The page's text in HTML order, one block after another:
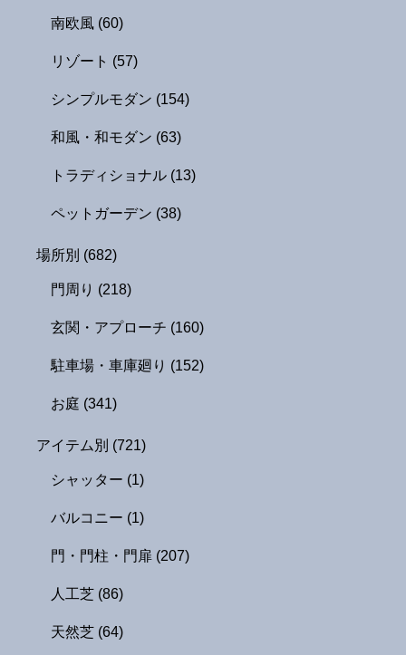
南欧風 (60)
リゾート (57)
シンプルモダン (154)
和風・和モダン (63)
トラディショナル (13)
ペットガーデン (38)
場所別 (682)
門周り (218)
玄関・アプローチ (160)
駐車場・車庫廻り (152)
お庭 (341)
アイテム別 (721)
シャッター (1)
バルコニー (1)
門・門柱・門扉 (207)
人工芝 (86)
天然芝 (64)